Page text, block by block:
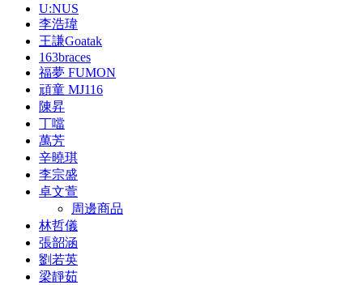
U:NUS
李浩瑋
王謙Goatak
163braces
福夢 FUMON
頑童 MJ116
陳昇
丁噹
萬芳
辛曉琪
李宗盛
卓文萱
周邊商品
林哲儀
張韶涵
劉若英
梁靜茹